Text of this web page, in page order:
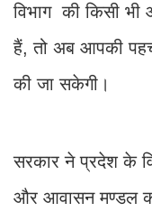
विभाग की किसी
हैं, तो अब आपकी
की जा सकेगी।
सरकार ने प्रदेश के
और आवासन मण्डल